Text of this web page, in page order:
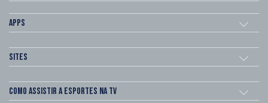
Apps
Sites
Como assistir a esportes na TV